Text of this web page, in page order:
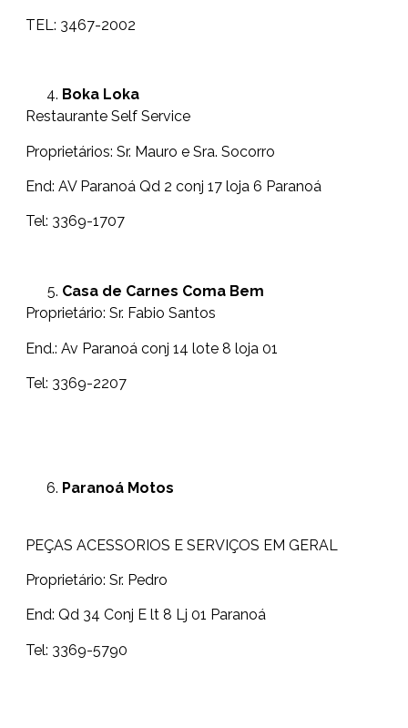
TEL: 3467-2002
Boka Loka
Restaurante Self Service
Proprietários: Sr. Mauro e Sra. Socorro
End: AV Paranoá Qd 2 conj 17 loja 6 Paranoá
Tel: 3369-1707
Casa de Carnes Coma Bem
Proprietário: Sr. Fabio Santos
End.: Av Paranoá conj 14 lote 8 loja 01
Tel: 3369-2207
Paranoá Motos
PEÇAS ACESSORIOS E SERVIÇOS EM GERAL
Proprietário: Sr. Pedro
End: Qd 34 Conj E lt 8 Lj 01 Paranoá
Tel: 3369-5790